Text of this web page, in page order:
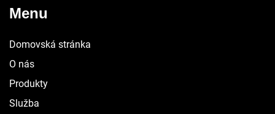
Menu
Domovská stránka
O nás
Produkty
Služba